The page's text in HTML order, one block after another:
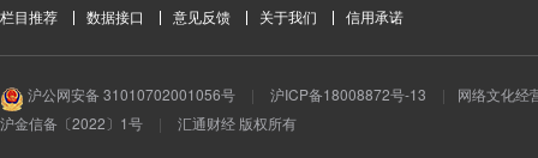
栏目推荐
数据接口 意见反馈 关于我们 信用承诺
沪公网安备 31010702001056号 | 沪ICP备18008872号-13 |
网络文化经
沪金信备〔2022〕1号
| 汇通财经 版权所有